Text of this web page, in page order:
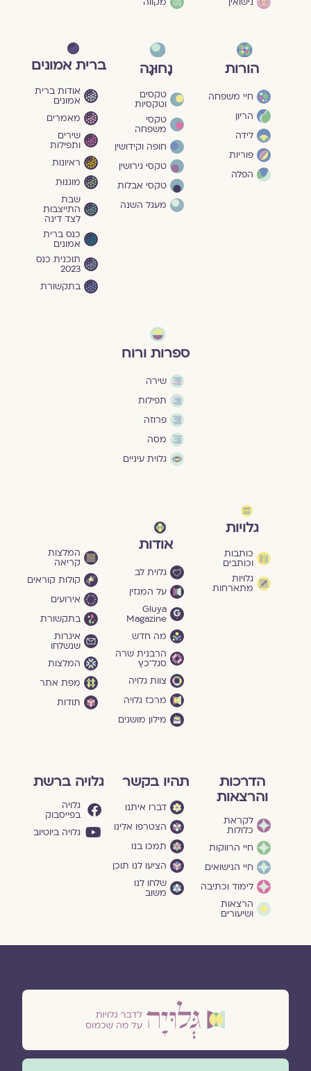
הורות
חיי משפחה
הריון
לידה
פוריות
הפלה
נָחוּגָה
טקסים
וטקסיות
טקסי
משפחה
חופה וקידושין
טקסי גירושין
טקסי אבלות
מעגל השנה
ברית אמונים
אודות ברית
אמונים
מאמרים
שירים
ותפילות
ראיונות
מוגנוּת
שבת
התייצבות
לצד דינה
כנס ברית
אמונים
תוכנית כנס
2023
בתקשורת
ספרות ורוח
שירה
תפילות
פרוזה
מסה
גלוית עיניים
גלויות
כותבות
וכותבים
גלויות
מתארחות
אודות
גלוית לב
על המגזין
Gluya
Magazine
מה חדש
הרבנית שרה
סגל־כץ
צוות גלויה
מרכז גלויה
מילון מושגים
המלצות
קריאה
קולות קוראים
אירועים
בתקשורת
איגרות
שנשלחו
המלצות
מפת אתר
תודות
הדרכות
והרצאות
לקראת
כלולות
חיי הרווקות
חיי הנישואים
לימוד וכתיבה
הרצאות
ושיעורים
תהיו בקשר
דברו איתנו
הצטרפו אלינו
תמכו בנו
הציעו לנו תוכן
שלחו לנו
משוב
גלויה ברשת
גלויה
בפייסבוק
גלויה ביוטיוב